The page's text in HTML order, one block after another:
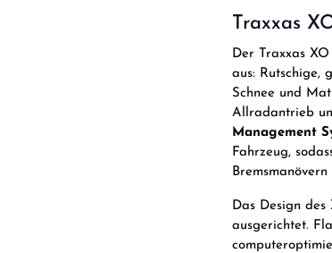
Traxxas
Der Traxxas
aus: Rutschige,
Schnee und
Allradantrieb
Management
Fahrzeug,
Das Design
ausgerichtet.